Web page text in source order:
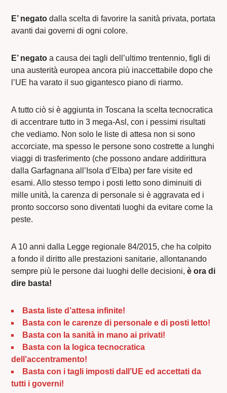
E’ negato dalla scelta di favorire la sanità privata, portata
avanti dai governi di ogni colore.
E’ negato a causa dei tagli dell’ultimo trentennio, figli di
una austerità europea ancora più inaccettabile dopo che
l’UE ha varato il suo gigantesco piano di riarmo.
A tutto ciò si è aggiunta in Toscana la scelta tecnocratica
di accentrare tutto in 3 mega-Asl, con i pessimi risultati
che vediamo. Non solo le liste di attesa non si sono
accorciate, ma spesso le persone sono costrette a lunghi
viaggi di trasferimento (che possono andare addirittura
dalla Garfagnana all’Isola d’Elba) per fare visite ed
esami. Allo stesso tempo i posti letto sono diminuiti di
mille unità, la carenza di personale si è aggravata ed i
pronto soccorso sono diventati luoghi da evitare come la
peste.
A 10 anni dalla Legge regionale 84/2015, che ha colpito
a fondo il diritto alle prestazioni sanitarie, allontanando
sempre più le persone dai luoghi delle decisioni,è ora di
dire basta!
Basta liste d’attesa infinite!
Basta con le carenze di personale e di posti letto!
Basta con la sanità in mano ai privati!
Basta con la logica tecnocratica
dell’accentramento!
Basta con i tagli imposti dall’UE ed accettati da
tutti i governi!